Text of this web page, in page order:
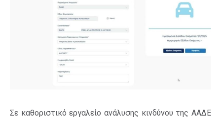
Σε καθοριστικό εργαλείο ανάλυσης κινδύνου της ΑΑΔΕ